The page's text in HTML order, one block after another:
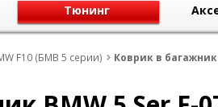
Тюнинг
F10 (БМВ 5 серии) Коврик в багажник